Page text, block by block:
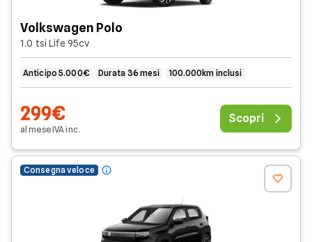
Volkswagen Polo
1.0 tsi Life 95cv
Anticipo 5.000€ Durata 36 mesi 100.000km inclusi
299€
al meseIVAinc.
Scopri
Consegna veloce